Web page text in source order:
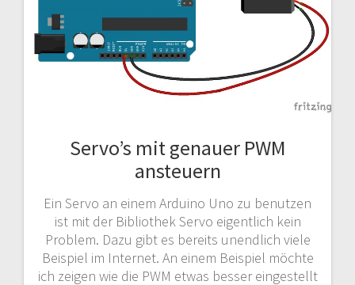
Servo’s mit genauer PWM
ansteuern
Ein Servo an einem Arduino Uno zu benutzen
ist mit der Bibliothek Servo eigentlich kein
Problem. Dazu gibt es bereits unendlich viele
Beispiel im Internet. An einem Beispiel möchte
ich zeigen wie die PWM etwas besser eingestellt